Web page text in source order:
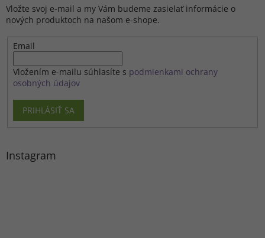
Vložte svoj e-mail a my Vám budeme zasielať informácie o
nových produktoch na našom e-shope.
Email
Vložením e-mailu súhlasíte s podmienkami ochrany
osobných údajov
PRIHLÁSIŤ SA
Instagram